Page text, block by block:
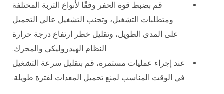
قم بضبط قوة الحفر وفقًا لأنواع التربة المختلفة
ومتطلبات التشغيل، وتجنب التشغيل عالي التحميل
على المدى الطويل، وتقليل خطر ارتفاع درجة حرارة
النظام الهيدروليكي والمحرك.
عند إجراء عمليات مستمرة، قم بتقليل سرعة التشغيل
في الوقت المناسب لمنع تحميل المعدات لفترة طويلة.